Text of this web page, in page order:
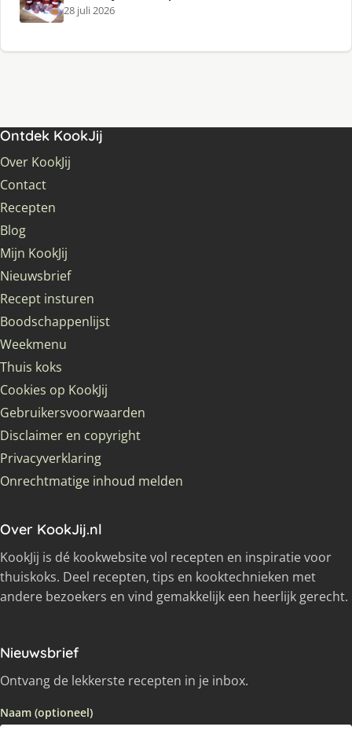
28 juli 2026
Ontdek KookJij
Over KookJij
Contact
Recepten
Blog
Mijn KookJij
Nieuwsbrief
Recept insturen
Boodschappenlijst
Weekmenu
Thuis koks
Cookies op KookJij
Gebruikersvoorwaarden
Disclaimer en copyright
Privacyverklaring
Onrechtmatige inhoud melden
Over KookJij.nl
KookJij is dé kookwebsite vol recepten en inspiratie voor
thuiskoks. Deel recepten, tips en kooktechnieken met
andere bezoekers en vind gemakkelijk een heerlijk gerecht.
Nieuwsbrief
Ontvang de lekkerste recepten in je inbox.
Naam (optioneel)